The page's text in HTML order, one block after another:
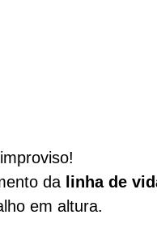
da linha de
em altura.